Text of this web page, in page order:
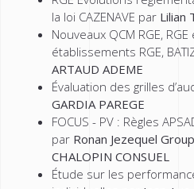
la loi CAZENAVE par Lilian
Nouveaux QCM RGE,
établissements RGE,
ARTAUD ADEME
Évaluation des grilles
GARDIA PAREGE
FOCUS - PV : Règles
par Ronan Jezequel
CHALOPIN CONSUEL
Étude sur les